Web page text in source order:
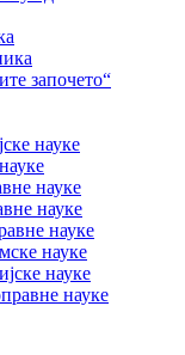
започето“
науке
науке
науке
науке
науке
науке
науке